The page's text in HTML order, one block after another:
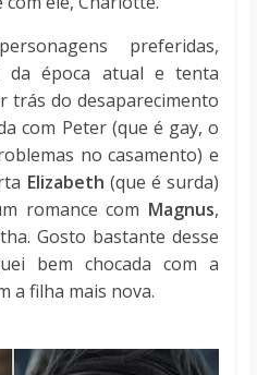
preferidas,
da época atual e tenta
trás do desaparecimento
com Peter (que é gay, o
no casamento) e
Elizabeth (que é surda)
romance com Magnus,
Gosto bastante desse
bem chocada com a
a filha mais nova.